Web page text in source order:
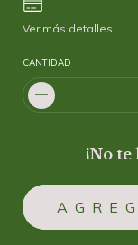
Ver más detalles
CANTIDAD
¡No